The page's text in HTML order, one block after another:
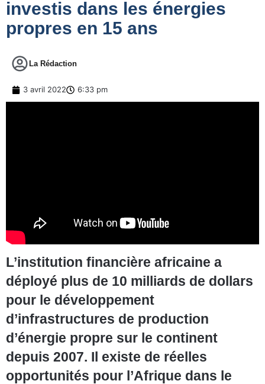
investis dans les énergies
propres en 15 ans
La Rédaction
3 avril 2022 6:33 pm
L’institution financière africaine a
déployé plus de 10 milliards de dollars
pour le développement
d’infrastructures de production
d’énergie propre sur le continent
depuis 2007. Il existe de réelles
opportunités pour l’Afrique dans le